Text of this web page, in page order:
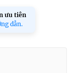
ưu tiên
dẫn.